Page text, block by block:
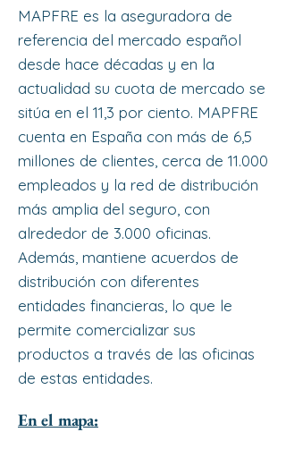
MAPFRE es la aseguradora de
referencia del mercado español
desde hace décadas y en la
actualidad su cuota de mercado se
sitúa en el 11,3 por ciento. MAPFRE
cuenta en España con más de 6,5
millones de clientes, cerca de 11.000
empleados y la red de distribución
más amplia del seguro, con
alrededor de 3.000 oficinas.
Además, mantiene acuerdos de
distribución con diferentes
entidades financieras, lo que le
permite comercializar sus
productos a través de las oficinas
de estas entidades.
En el mapa: